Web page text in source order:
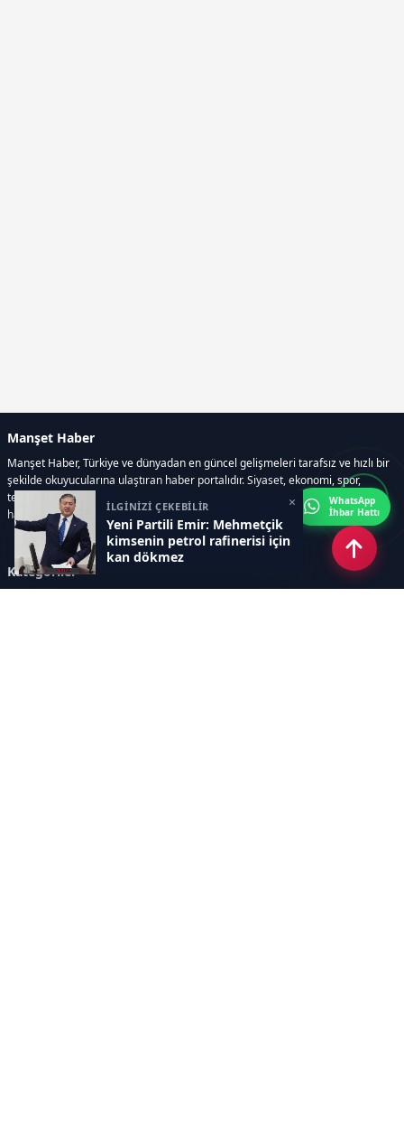
İLGİNİZİ ÇEKEBİLİR
Yeni Partili Emir: Mehmetçik
kimsenin petrol rafinerisi için
kan dökmez
×
Manşet Haber
Manşet Haber, Türkiye ve dünyadan en güncel gelişmeleri tarafsız ve hızlı bir
şekilde okuyucularına ulaştıran haber portalıdır. Siyaset, ekonomi, spor,
teknoloji, kültür-sanat ve yaşam kategorilerinde doğru, güvenilir ve anlık
haberler sunar.
Kategoriler
WhatsApp
İhbar Hattı